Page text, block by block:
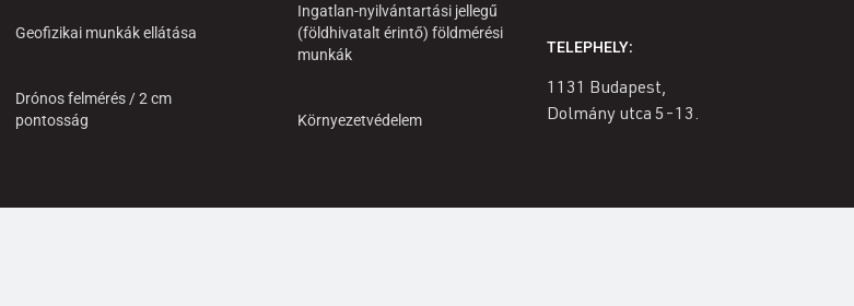
Geofizikai munkák ellátása
Ingatlan-nyilvántartási jellegű
(földhivatalt érintő) földmérési
munkák
Drónos felmérés / 2 cm
pontosság
Környezetvédelem
TELEPHELY:
1131 Budapest,
Dolmány utca 5-13.